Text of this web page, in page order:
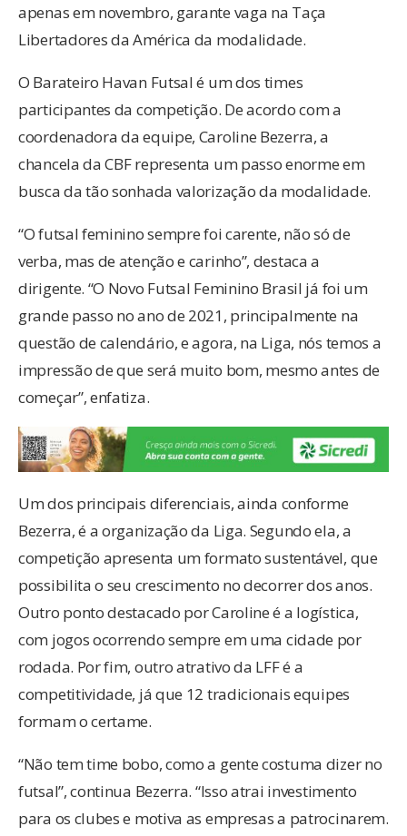
apenas em novembro, garante vaga na Taça
Libertadores da América da modalidade.
O Barateiro Havan Futsal é um dos times
participantes da competição. De acordo com a
coordenadora da equipe, Caroline Bezerra, a
chancela da CBF representa um passo enorme em
busca da tão sonhada valorização da modalidade.
“O futsal feminino sempre foi carente, não só de
verba, mas de atenção e carinho”, destaca a
dirigente. “O Novo Futsal Feminino Brasil já foi um
grande passo no ano de 2021, principalmente na
questão de calendário, e agora, na Liga, nós temos a
impressão de que será muito bom, mesmo antes de
começar”, enfatiza.
Um dos principais diferenciais, ainda conforme
Bezerra, é a organização da Liga. Segundo ela, a
competição apresenta um formato sustentável, que
possibilita o seu crescimento no decorrer dos anos.
Outro ponto destacado por Caroline é a logística,
com jogos ocorrendo sempre em uma cidade por
rodada. Por fim, outro atrativo da LFF é a
competitividade, já que 12 tradicionais equipes
formam o certame.
“Não tem time bobo, como a gente costuma dizer no
futsal”, continua Bezerra. “Isso atrai investimento
para os clubes e motiva as empresas a patrocinarem.